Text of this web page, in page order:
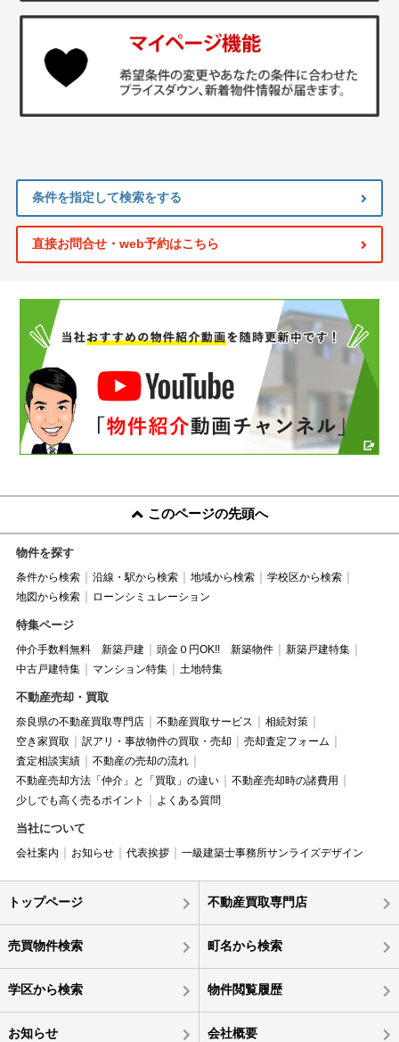
条件を指定して検索をする
直接お問合せ・web予約はこちら
このページの先頭へ
物件を探す
条件から検索 沿線・駅から検索 地域から検索
学校区から検索
地図から検索
ローンシミュレーション
特集ページ
仲介手数料無料 新築戸建 頭金０円OK!! 新築物件
新築戸建特集
中古戸建特集
マンション特集 土地特集
不動産売却・買取
奈良県の不動産買取専門店 不動産買取サービス
相続対策
空き家買取
訳アリ・事故物件の買取・売却
売却査定フォーム
査定相談実績
不動産の売却の流れ
不動産売却方法「仲介」と「買取」の違い
不動産売却時の諸費用
少しでも高く売るポイント
よくある質問
当社について
会社案内 お知らせ 代表挨拶 一級建築士事務所サンライズデザイン
トップページ 不動産買取専門店
売買物件検索 町名から検索
学区から検索 物件閲覧履歴
お知らせ 会社概要